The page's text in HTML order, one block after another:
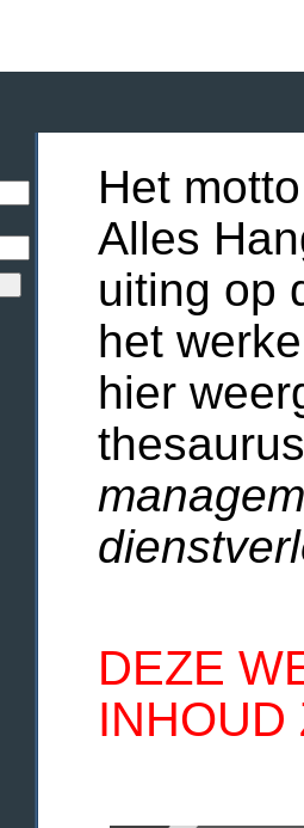
Het
Alles
uiting op
het
hier
DEZE
INHOUD